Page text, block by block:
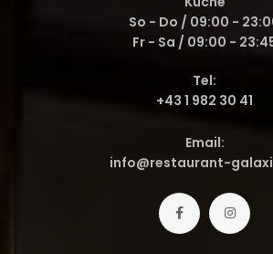
So - Do / 09:00 -
Fr - Sa / 09:00 -
Tel:
+43 1 982 30 41
Email:
info@restaurant-